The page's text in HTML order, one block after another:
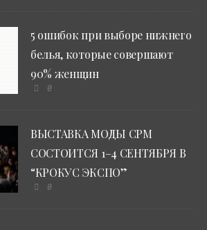
5 ошибок при выборе нижнего
белья, которые совершают
90% женщин
0
ВЫСТАВКА МОДЫ CPM
СОСТОИТСЯ 1–4 СЕНТЯБРЯ В
“КРОКУС ЭКСПО”
0